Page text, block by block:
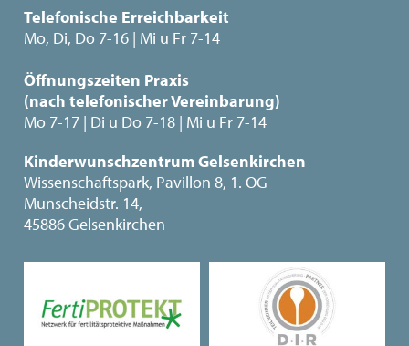
Telefonische Erreichbarkeit
Mo, Di, Do 7-16 | Mi u Fr 7-14
Öffnungszeiten Praxis
(nach telefonischer Vereinbarung)
Mo 7-17 | Di u Do 7-18 | Mi u Fr 7-14
Kinderwunschzentrum Gelsenkirchen
Wissenschaftspark, Pavillon 8, 1. OG
Munscheidstr. 14,
45886 Gelsenkirchen